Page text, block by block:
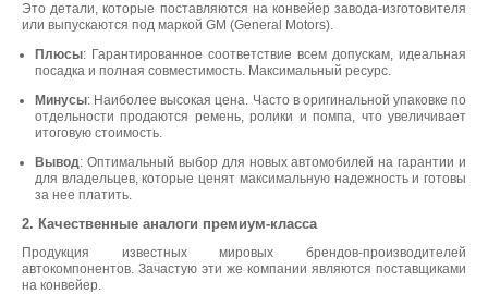
Это детали, которые поставляются на конвейер завода-изготовителя
или выпускаются под маркой GM (General Motors).
Плюсы: Гарантированное соответствие всем допускам, идеальная
посадка и полная совместимость. Максимальный ресурс.
Минусы: Наиболее высокая цена. Часто в оригинальной упаковке по
отдельности продаются ремень, ролики и помпа, что увеличивает
итоговую стоимость.
Вывод: Оптимальный выбор для новых автомобилей на гарантии и
для владельцев, которые ценят максимальную надежность и готовы
за нее платить.
2. Качественные аналоги премиум-класса
Продукция известных мировых брендов-производителей
автокомпонентов. Зачастую эти же компании являются поставщиками
на конвейер.